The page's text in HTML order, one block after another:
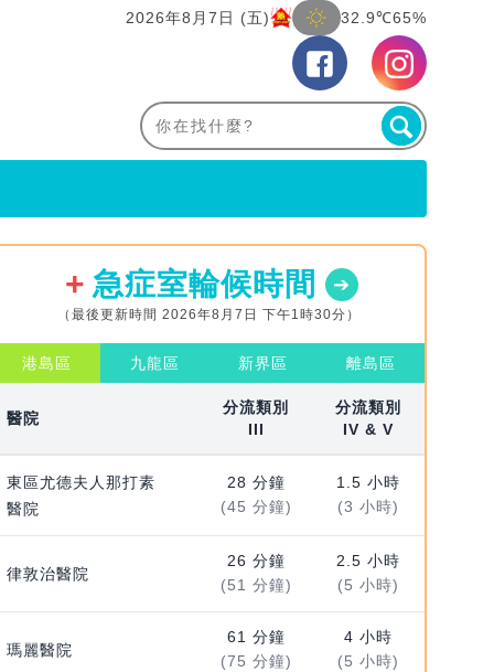
2026年8月7日 (五) 32.9℃65%
急症室輪候時間
（最後更新時間 2026年8月7日 下午1時30分）
港島區 九龍區 新界區 離島區
醫院
分流類別
III
分流類別
IV & V
東區尤德夫人那打素
醫院
28 分鐘
(45 分鐘)
1.5 小時
(3 小時)
律敦治醫院
26 分鐘
(51 分鐘)
2.5 小時
(5 小時)
瑪麗醫院
61 分鐘
(75 分鐘)
4 小時
(5 小時)